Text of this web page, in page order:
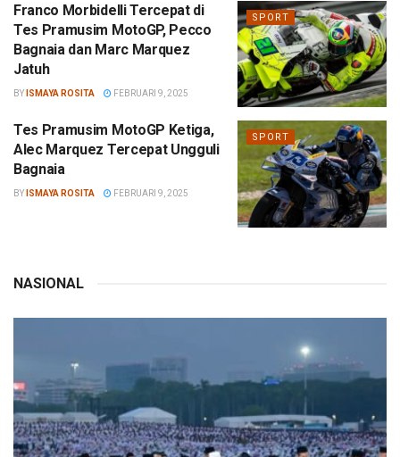
SPORT
Franco Morbidelli Tercepat di
Tes Pramusim MotoGP, Pecco
Bagnaia dan Marc Marquez
Jatuh
BY ISMAYA ROSITA FEBRUARI 9, 2025
SPORT
Tes Pramusim MotoGP Ketiga,
Alec Marquez Tercepat Ungguli
Bagnaia
BY ISMAYA ROSITA FEBRUARI 9, 2025
NASIONAL